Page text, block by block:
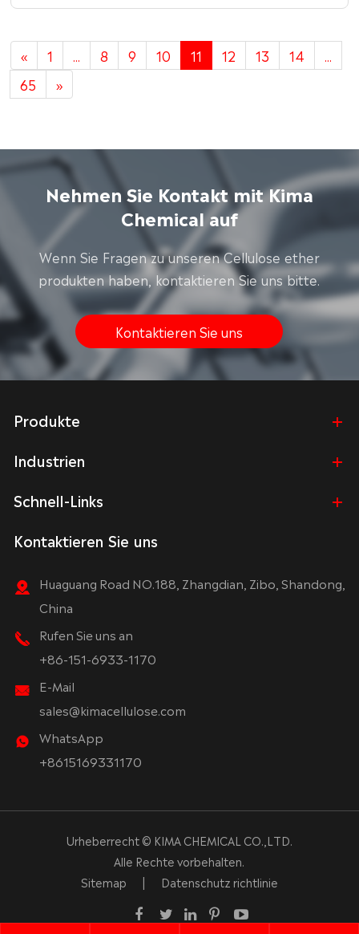
« 1 ... 8 9 10 11 12 13 14
...
65
»
Nehmen Sie Kontakt mit Kima
Chemical auf
Wenn Sie Fragen zu unseren Cellulose ether
produkten haben, kontaktieren Sie uns bitte.
Kontaktieren Sie uns
Produkte
Industrien
Schnell-Links
Kontaktieren Sie uns
Huaguang Road NO.188, Zhangdian, Zibo, Shandong,
China
Rufen Sie uns an
+86-151-6933-1170
E-Mail
sales@kimacellulose.com
WhatsApp
+8615169331170
Urheberrecht © KIMA CHEMICAL CO.,LTD.
Alle Rechte vorbehalten.
Sitemap
| Datenschutz richtlinie